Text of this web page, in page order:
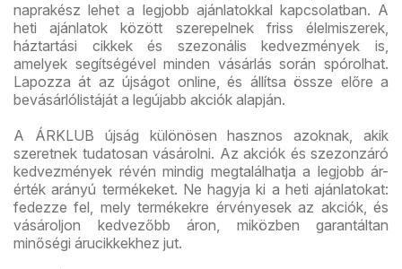
naprakész lehet a legjobb ajánlatokkal kapcsolatban. A
heti ajánlatok között szerepelnek friss élelmiszerek,
háztartási cikkek és szezonális kedvezmények is,
amelyek segítségével minden vásárlás során spórolhat.
Lapozza át az újságot online, és állítsa össze előre a
bevásárlólistáját a legújabb akciók alapján.
A ÁRKLUB újság különösen hasznos azoknak, akik
szeretnek tudatosan vásárolni. Az akciók és szezonzáró
kedvezmények révén mindig megtalálhatja a legjobb ár-
érték arányú termékeket. Ne hagyja ki a heti ajánlatokat:
fedezze fel, mely termékekre érvényesek az akciók, és
vásároljon kedvezőbb áron, miközben garantáltan
minőségi árucikkekhez jut.